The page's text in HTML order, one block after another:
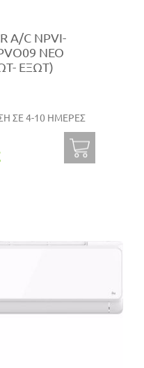
A/C NPVI-
NEO
ΕΞΩΤ)
ΣΕ 4-10 ΗΜΕΡΕΣ